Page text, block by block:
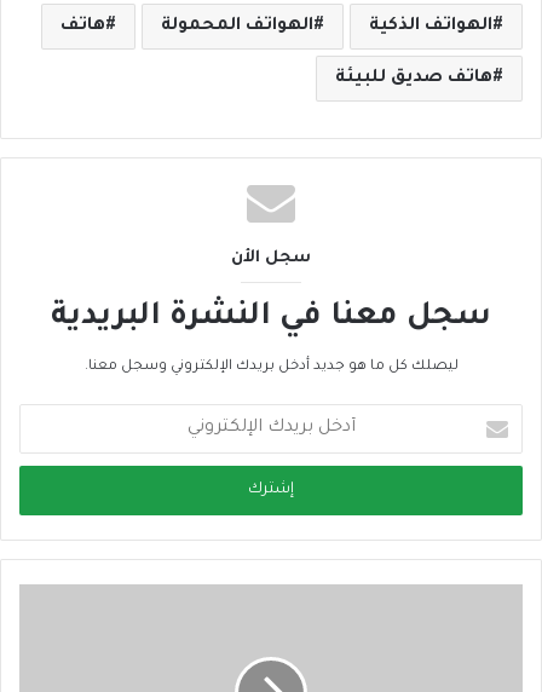
الهواتف الذكية الهواتف المحمولة هاتف
هاتف صديق للبيئة
سجل الأن
سجل معنا في النشرة البريدية
ليصلك كل ما هو جديد أدخل بريدك الإلكتروني وسجل معنا.
خ
ب
ر